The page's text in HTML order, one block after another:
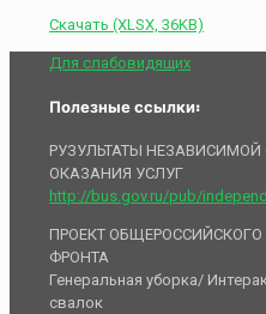
Скачать (XLSX, 36KB)
Для слабовидящих
Полезные ссылки:
РУЗУЛЬТАТЫ НЕЗАВИСИМОЙ
ОКАЗАНИЯ УСЛУГ
http://bus.gov.ru/pub/
ПРОЕКТ
ФРОНТА
Генеральная уборка/
свалок